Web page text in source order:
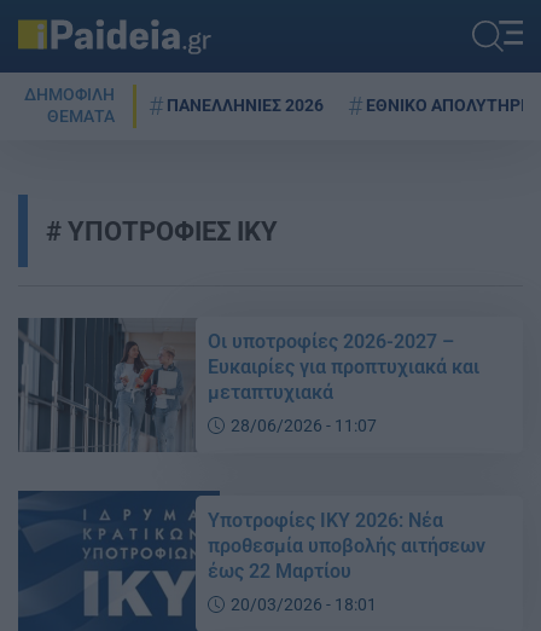
ΔΗΜΟΦΙΛΗ
ΘΕΜΑΤΑ
ΠΑΝΕΛΛΗΝΙΕΣ 2026 ΕΘΝΙΚΟ ΑΠΟΛΥΤΗΡΙΟ
ΥΠΟΤΡΟΦΙΕΣ ΙΚΥ
Οι υποτροφίες 2026-2027 –
Ευκαιρίες για προπτυχιακά και
μεταπτυχιακά
28/06/2026 - 11:07
Υποτροφίες ΙΚΥ 2026: Νέα
προθεσμία υποβολής αιτήσεων
έως 22 Μαρτίου
20/03/2026 - 18:01